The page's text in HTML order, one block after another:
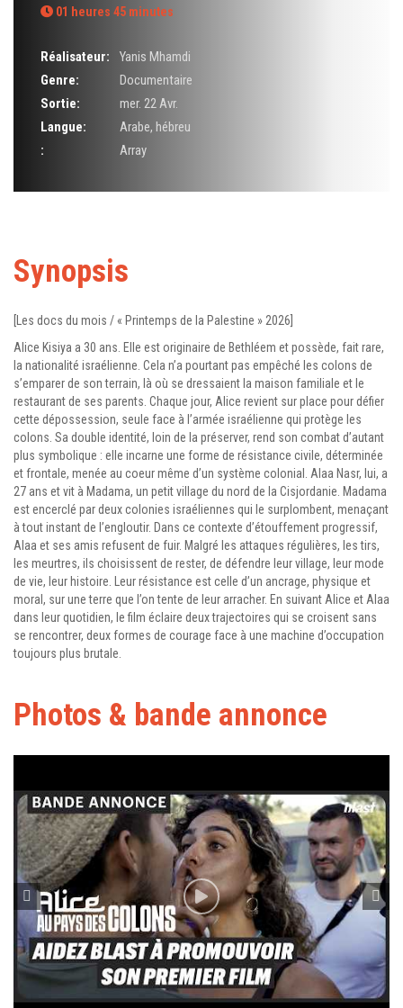
01 heures 45 minutes
Réalisateur:
Yanis Mhamdi
Genre:
Documentaire
Sortie:
mer. 22 Avr.
Langue:
Arabe, hébreu
:
Array
Synopsis
[Les docs du mois / « Printemps de la Palestine » 2026]
Alice Kisiya a 30 ans. Elle est originaire de Bethléem et possède, fait rare,
la nationalité israélienne. Cela n’a pourtant pas empêché les colons de
s’emparer de son terrain, là où se dressaient la maison familiale et le
restaurant de ses parents. Chaque jour, Alice revient sur place pour défier
cette dépossession, seule face à l’armée israélienne qui protège les
colons. Sa double identité, loin de la préserver, rend son combat d’autant
plus symbolique : elle incarne une forme de résistance civile, déterminée
et frontale, menée au coeur même d’un système colonial. Alaa Nasr, lui, a
27 ans et vit à Madama, un petit village du nord de la Cisjordanie. Madama
est encerclé par deux colonies israéliennes qui le surplombent, menaçant
à tout instant de l’engloutir. Dans ce contexte d’étouffement progressif,
Alaa et ses amis refusent de fuir. Malgré les attaques régulières, les tirs,
les meurtres, ils choisissent de rester, de défendre leur village, leur mode
de vie, leur histoire. Leur résistance est celle d’un ancrage, physique et
moral, sur une terre que l’on tente de leur arracher. En suivant Alice et Alaa
dans leur quotidien, le film éclaire deux trajectoires qui se croisent sans
se rencontrer, deux formes de courage face à une machine d’occupation
toujours plus brutale.
Photos & bande annonce